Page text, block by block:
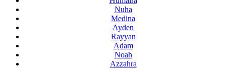
Nuha
Medina
Ayden
Rayyan
Adam
Noah
Azzahra